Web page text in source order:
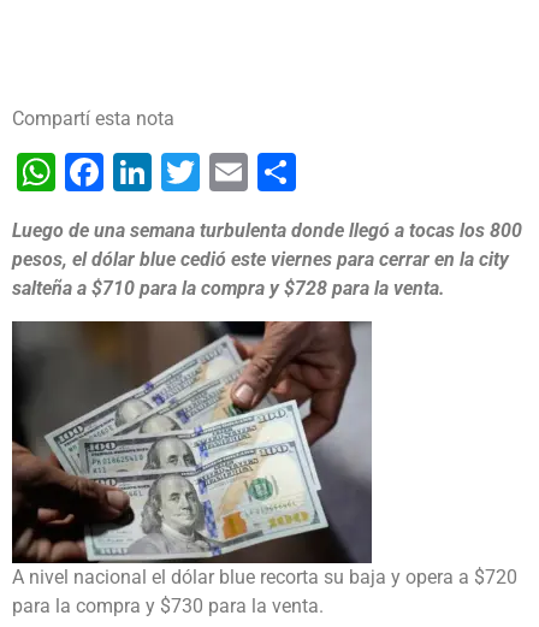
Compartí esta nota
WhatsApp
Facebook
LinkedIn
Twitter
Email
Luego de una semana turbulenta donde llegó a tocas los 800
pesos, el dólar blue cedió este viernes para cerrar en la city
salteña a $710 para la compra y $728 para la venta.
A nivel nacional el dólar blue recorta su baja y opera a $720
para la compra y $730 para la venta.